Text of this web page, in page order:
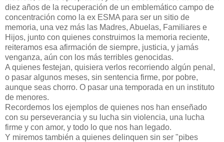
diez años de la recuperación de un emblemático campo de
concentración como la ex ESMA para ser un sitio de
memoria, una vez más las Madres, Abuelas, Familiares e
Hijos, junto con quienes construimos la memoria reciente,
reiteramos esa afirmación de siempre, justicia, y jamás
venganza, aún con los más terribles genocidas.
A quienes festejan, quisiera verlos recorriendo algún penal,
o pasar algunos meses, sin sentencia firme, por pobre,
aunque seas chorro. O pasar una temporada en un instituto
de menores.
Recordemos los ejemplos de quienes nos han enseñado
con su perseverancia y su lucha sin violencia, una lucha
firme y con amor, y todo lo que nos han legado.
Y miremos también a quienes delinquen sin ser "pibes